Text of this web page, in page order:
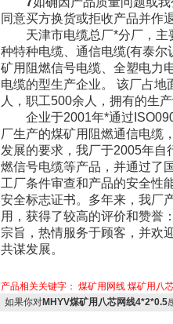
同意买方换货或拒收产品并作
天津市电缆总厂*分厂，主
种特种电缆、通信电缆(有泰
矿用阻燃信号电缆、全塑电力
电缆的型生产企业。 该厂占
人，职工500余人，拥有的生
企业于2001年*通过
厂生产的煤矿用阻燃通信电缆
发展的要求，我厂于2005年自
燃信号电缆等产品，并通过了
工厂条件审查和产品的安全性
安全标志证书。多年来，我厂
用，获得了较高的评价和赞誉
宗旨，热情服务于顾客，并欢
共谋发展。
产品相关关键字： 煤矿用网线 煤矿用八
如果你对MHYV煤矿用八芯网线4*2*0.5